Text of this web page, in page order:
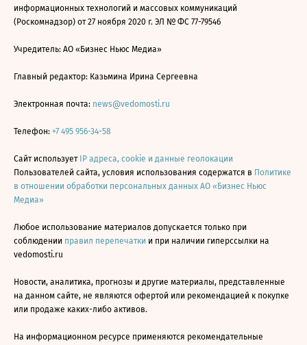
информационных технологий и массовых коммуникаций
(Роскомнадзор) от 27 ноября 2020 г. ЭЛ № ФС 77-79546
Учредитель: АО «Бизнес Ньюс Медиа»
Главный редактор: Казьмина Ирина Сергеевна
Электронная почта: news@vedomosti.ru
Телефон: +7 495 956-34-58
Сайт использует IP адреса, cookie и данные геолокации
Пользователей сайта, условия использования содержатся в Политике
в отношении обработки персональных данных АО «Бизнес Ньюс
Медиа»
Любое использование материалов допускается только при
соблюдении правил перепечатки и при наличии гиперссылки на
vedomosti.ru
Новости, аналитика, прогнозы и другие материалы, представленные
на данном сайте, не являются офертой или рекомендацией к покупке
или продаже каких-либо активов.
На информационном ресурсе применяются рекомендательные